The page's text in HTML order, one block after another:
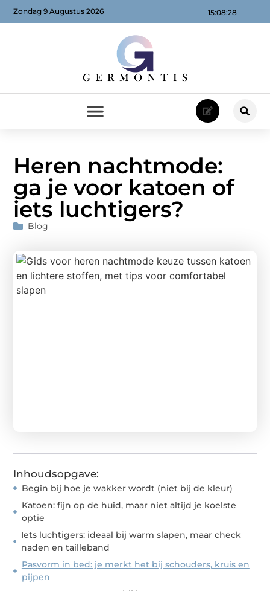
15:08:30
Zondag 9 Augustus 2026
Heren nachtmode:
ga je voor katoen of
iets luchtigers?
Blog
Inhoudsopgave:
Begin bij hoe je wakker wordt (niet bij de kleur)
Katoen: fijn op de huid, maar niet altijd je koelste
optie
Iets luchtigers: ideaal bij warm slapen, maar check
naden en tailleband
Pasvorm in bed: je merkt het bij schouders, kruis en
pijpen